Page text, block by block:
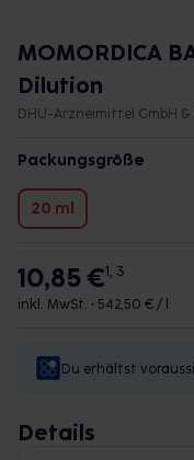
MOMORDICA
Dilution
DHU-Arzneimittel GmbH &
Packungsgröße
20 ml
10,85 €1, 3
inkl. MwSt. • 542,50 € / l
Du erhältst
Details